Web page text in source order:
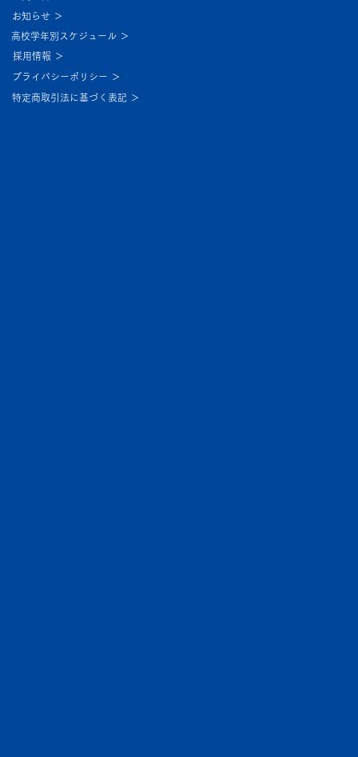
お知らせ ＞
高校学年別スケジュール ＞
採用情報 ＞
プライバシーポリシー ＞
特定商取引法に基づく表記 ＞